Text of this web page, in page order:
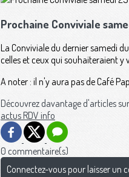
Prochaine Conviviale
La Conviviale du dernier samedi
celles et ceux qui souhaiteraient y
A noter : il n'y aura pas de Café
Découvrez davantage d'articles
actusRDV info
0 commentaire(s)
Connectez-vous pour laisser un